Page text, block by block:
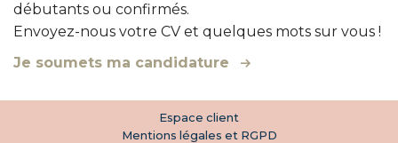
débutants ou confirmés.
Envoyez-nous votre CV et quelques mots sur vous !
Je soumets ma candidature
Espace client
Mentions légales et RGPD